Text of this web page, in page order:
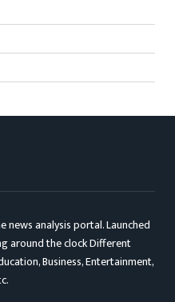
news analysis portal. Launched
around the clock Different
Business, Entertainment,